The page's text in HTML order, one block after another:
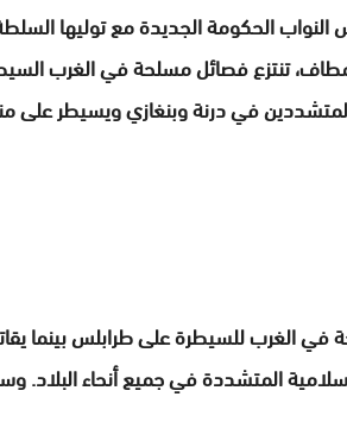
الحكومة الجديدة مع توليها
تنتزع فصائل مسلحة في الغرب
المتشددين في درنة وبنغازي ويسيطر على
في الغرب للسيطرة على طرابلس بينما
المتشددة في جميع أنحاء البلاد.